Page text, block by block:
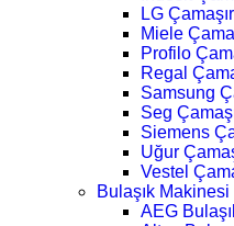
LG
Miele
Profilo
Regal
Samsung
Seg
Siemens
Uğur
Vestel
Bulaşık Makinesi
AEG